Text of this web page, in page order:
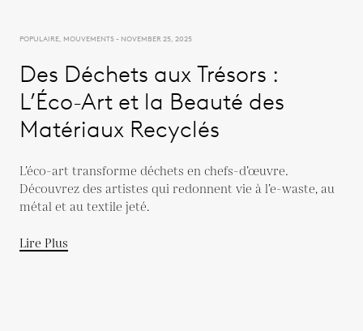
POPULAIRE, MOUVEMENTS - NOVEMBER 25, 2025
Des Déchets aux Trésors :
L’Éco-Art et la Beauté des
Matériaux Recyclés
L’éco-art transforme déchets en chefs-d’œuvre.
Découvrez des artistes qui redonnent vie à l’e-waste, au
métal et au textile jeté.
Lire Plus